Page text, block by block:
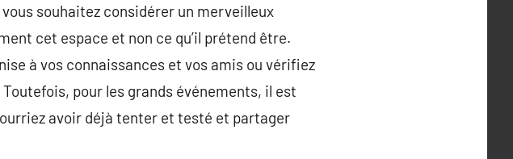
souhaitez considérer un merveilleux
cet espace et non ce qu’il prétend être.
à vos connaissances et vos amis ou vérifiez
pour les grands événements, il est
avoir déjà tenter et testé et partager